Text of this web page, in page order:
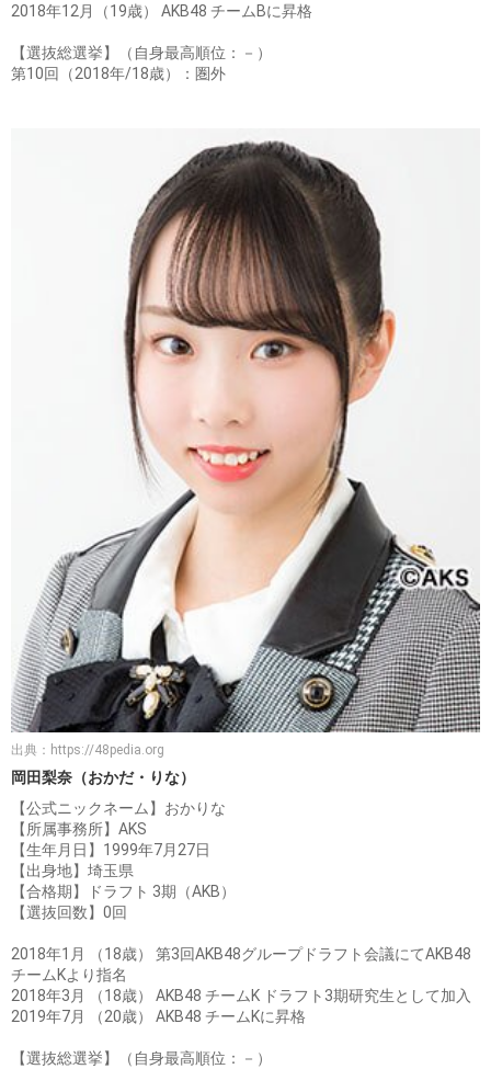
2018年12月（19歳） AKB48 チームBに昇格
【選抜総選挙】（自身最高順位：－）
第10回（2018年/18歳）：圏外
出典： https://48pedia.org
岡田梨奈（おかだ・りな）
【公式ニックネーム】おかりな
【所属事務所】AKS
【生年月日】1999年7月27日
【出身地】埼玉県
【合格期】ドラフト 3期（AKB）
【選抜回数】0回
2018年1月 （18歳） 第3回AKB48グループドラフト会議にてAKB48
チームKより指名
2018年3月 （18歳） AKB48 チームK ドラフト3期研究生として加入
2019年7月 （20歳） AKB48 チームKに昇格
【選抜総選挙】（自身最高順位：－）